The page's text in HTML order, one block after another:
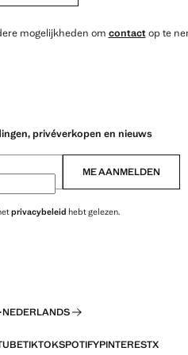
mogelijkheden om contactop te
privéverkopen en nieuws
ME AANMELDEN
privacybeleid hebt gelezen.
·NEDERLANDS
TIKTOKSPOTIFYPINTERESTX